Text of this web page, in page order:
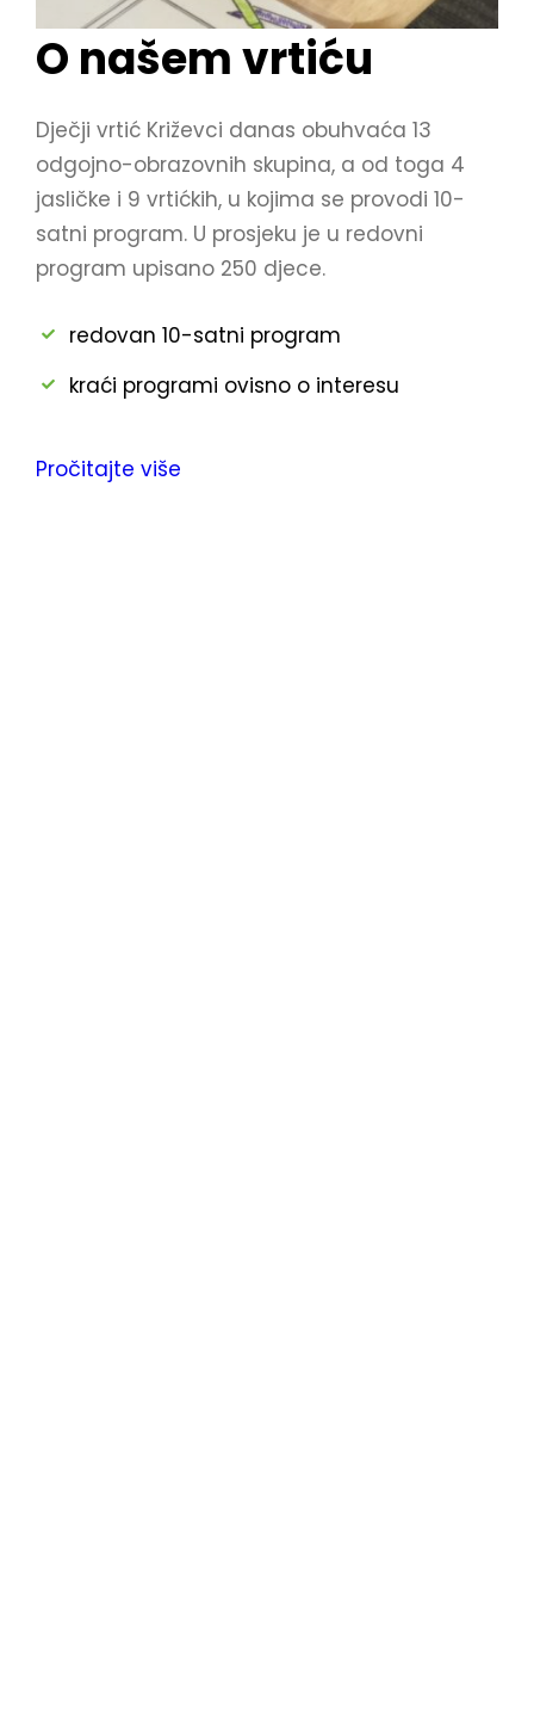
6
.
2
0
2
7
.
O našem vrtiću
Dječji vrtić Križevci danas obuhvaća 13
odgojno-obrazovnih skupina, a od toga 4
jasličke i 9 vrtićkih, u kojima se provodi 10-
satni program. U prosjeku je u redovni
program upisano 250 djece.
redovan 10-satni program
kraći programi ovisno o interesu
Pročitajte više